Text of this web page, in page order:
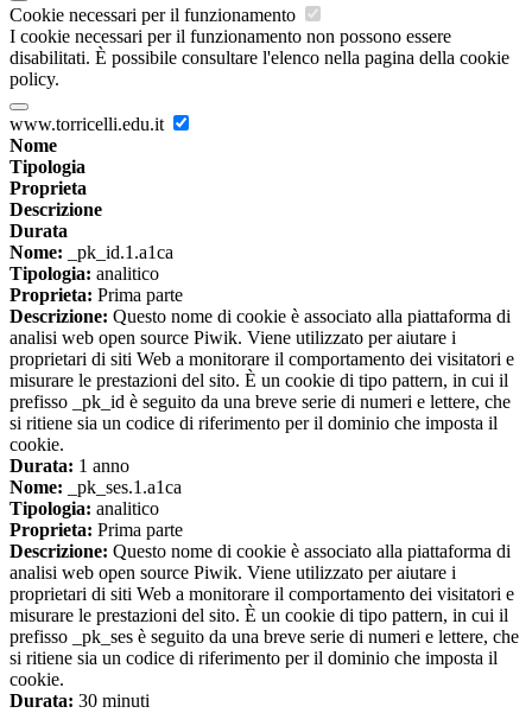
Cookie necessari per il funzionamento
I cookie necessari per il funzionamento non possono essere
disabilitati. È possibile consultare l'elenco nella pagina della cookie
policy.
www.torricelli.edu.it
Nome
Tipologia
Proprieta
Descrizione
Durata
Nome: _pk_id.1.a1ca
Tipologia: analitico
Proprieta: Prima parte
Descrizione: Questo nome di cookie è associato alla piattaforma di
analisi web open source Piwik. Viene utilizzato per aiutare i
proprietari di siti Web a monitorare il comportamento dei visitatori e
misurare le prestazioni del sito. È un cookie di tipo pattern, in cui il
prefisso _pk_id è seguito da una breve serie di numeri e lettere, che
si ritiene sia un codice di riferimento per il dominio che imposta il
cookie.
Durata: 1 anno
Nome: _pk_ses.1.a1ca
Tipologia: analitico
Proprieta: Prima parte
Descrizione: Questo nome di cookie è associato alla piattaforma di
analisi web open source Piwik. Viene utilizzato per aiutare i
proprietari di siti Web a monitorare il comportamento dei visitatori e
misurare le prestazioni del sito. È un cookie di tipo pattern, in cui il
prefisso _pk_ses è seguito da una breve serie di numeri e lettere, che
si ritiene sia un codice di riferimento per il dominio che imposta il
cookie.
Durata: 30 minuti